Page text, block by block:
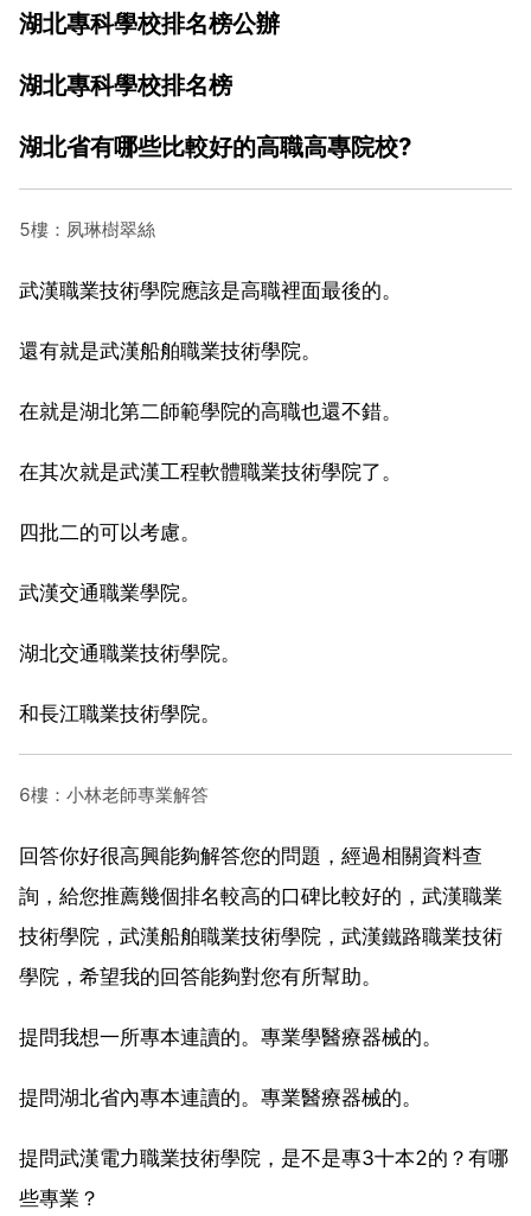
湖北專科學校排名榜公辦
湖北專科學校排名榜
湖北省有哪些比較好的高職高專院校?
5樓：夙琳樹翠絲
武漢職業技術學院應該是高職裡面最後的。
還有就是武漢船舶職業技術學院。
在就是湖北第二師範學院的高職也還不錯。
在其次就是武漢工程軟體職業技術學院了。
四批二的可以考慮。
武漢交通職業學院。
湖北交通職業技術學院。
和長江職業技術學院。
6樓：小林老師專業解答
回答你好很高興能夠解答您的問題，經過相關資料查
詢，給您推薦幾個排名較高的口碑比較好的，武漢職業
技術學院，武漢船舶職業技術學院，武漢鐵路職業技術
學院，希望我的回答能夠對您有所幫助。
提問我想一所專本連讀的。專業學醫療器械的。
提問湖北省內專本連讀的。專業醫療器械的。
提問武漢電力職業技術學院，是不是專3十本2的？有哪
些專業？